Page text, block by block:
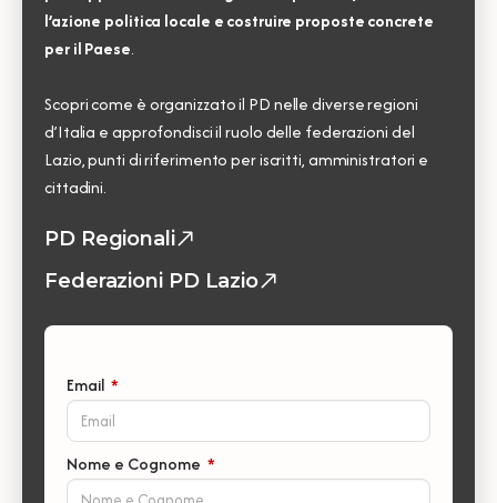
l’azione politica locale e costruire proposte concrete
per il Paese.
Scopri come è organizzato il PD nelle diverse regioni
d’Italia e approfondisci il ruolo delle federazioni del
Lazio, punti di riferimento per iscritti, amministratori e
cittadini.
PD Regionali
Federazioni PD Lazio
Email *
C
o
Nome e Cognome *